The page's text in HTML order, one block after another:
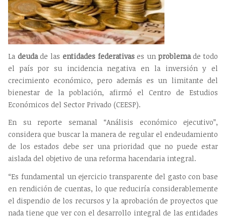
La deudade las entidades federativases unproblemade todo
el país por su incidencia negativa en la inversión y el
crecimiento económico, pero además es un limitante del
bienestar de la población, afirmó el Centro de Estudios
Económicos del Sector Privado (CEESP).
En su reporte semanal “Análisis económico ejecutivo”,
considera que buscar la manera de regular el endeudamiento
de los estados debe ser una prioridad que no puede estar
aislada del objetivo de una reforma hacendaria integral.
“Es fundamental un ejercicio transparente del gasto con base
en rendición de cuentas, lo que reduciría considerablemente
el dispendio de los recursos y la aprobación de proyectos que
nada tiene que ver con el desarrollo integral de las entidades